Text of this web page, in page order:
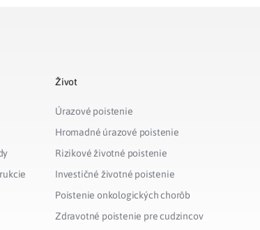
Život
Úrazové poistenie
Hromadné úrazové poistenie
Rizikové životné poistenie
Investičné životné poistenie
Poistenie onkologických chorôb
Zdravotné poistenie pre cudzincov